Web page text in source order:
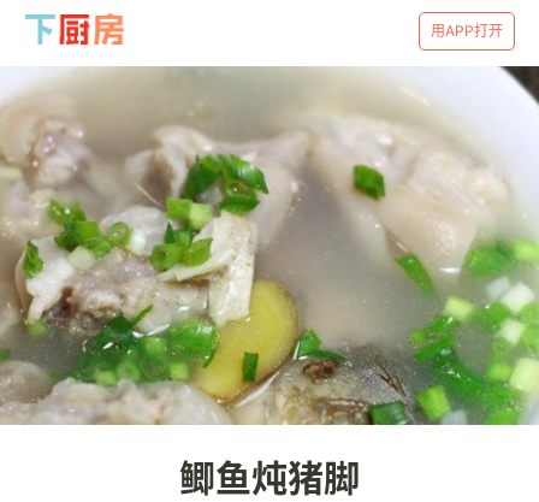
用APP打开
鲫鱼炖猪脚